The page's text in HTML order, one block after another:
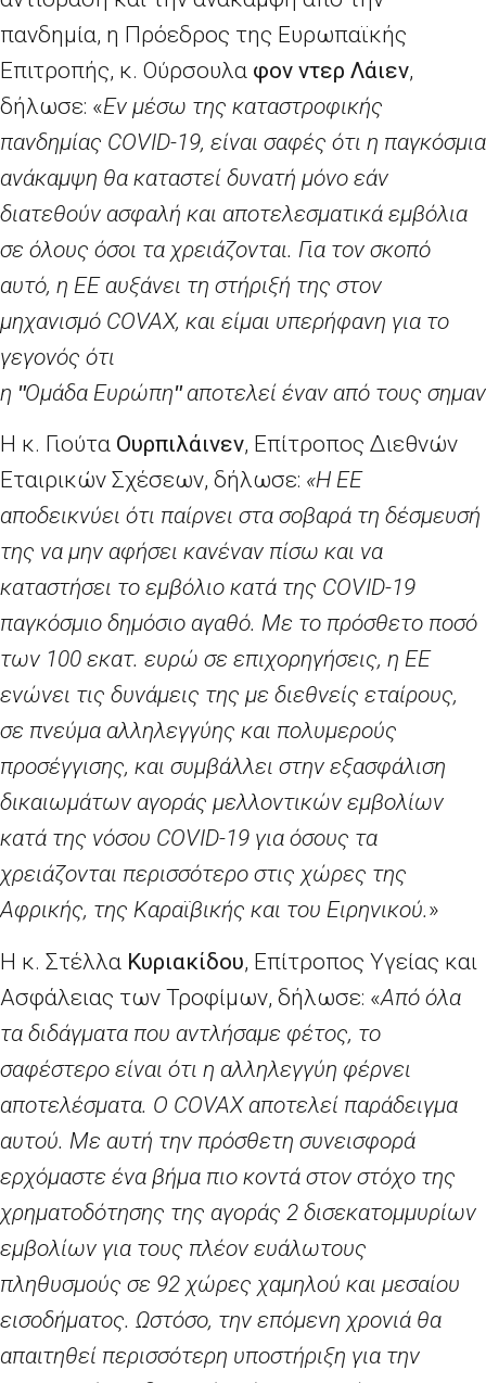
πανδημία, η Πρόεδρος της Ευρωπαϊκής
Επιτροπής, κ. Ούρσουλα φον ντερ Λάιεν,
δήλωσε: «Εν μέσω της καταστροφικής
πανδημίας COVID-19, είναι σαφές ότι η παγκόσμια
ανάκαμψη θα καταστεί δυνατή μόνο εάν
διατεθούν ασφαλή και αποτελεσματικά εμβόλια
σε όλους όσοι τα χρειάζονται. Για τον σκοπό
αυτό, η ΕΕ αυξάνει τη στήριξή της στον
μηχανισμό COVAX, και είμαι υπερήφανη για το
γεγονός ότι
η ʺΟμάδα Ευρώπηʺ αποτελεί έναν από τους
Η κ. Γιούτα Ουρπιλάινεν, Επίτροπος Διεθνών
Εταιρικών Σχέσεων, δήλωσε: «Η ΕΕ
αποδεικνύει ότι παίρνει στα σοβαρά τη δέσμευσή
της να μην αφήσει κανέναν πίσω και να
καταστήσει το εμβόλιο κατά της COVID-19
παγκόσμιο δημόσιο αγαθό. Με το πρόσθετο ποσό
των 100 εκατ. ευρώ σε επιχορηγήσεις, η ΕΕ
ενώνει τις δυνάμεις της με διεθνείς εταίρους,
σε πνεύμα αλληλεγγύης και πολυμερούς
προσέγγισης, και συμβάλλει στην εξασφάλιση
δικαιωμάτων αγοράς μελλοντικών εμβολίων
κατά της νόσου COVID-19 για όσους τα
χρειάζονται περισσότερο στις χώρες της
Αφρικής, της Καραϊβικής και του Ειρηνικού.»
Η κ. Στέλλα Κυριακίδου, Επίτροπος Υγείας και
Ασφάλειας των Τροφίμων, δήλωσε: «Από όλα
τα διδάγματα που αντλήσαμε φέτος, το
σαφέστερο είναι ότι η αλληλεγγύη φέρνει
αποτελέσματα. Ο COVAXαποτελεί παράδειγμα
αυτού. Με αυτή την πρόσθετη συνεισφορά
ερχόμαστε ένα βήμα πιο κοντά στον στόχο της
χρηματοδότησης της αγοράς 2 δισεκατομμυρίων
εμβολίων για τους πλέον ευάλωτους
πληθυσμούς σε 92 χώρες χαμηλού και μεσαίου
εισοδήματος. Ωστόσο, την επόμενη χρονιά θα
απαιτηθεί περισσότερη υποστήριξη για την